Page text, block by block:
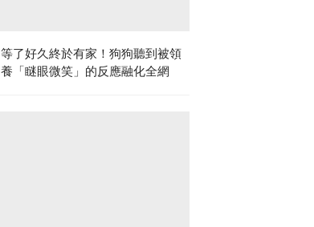
等了好久終於有家！狗狗聽到被領
養「瞇眼微笑」的反應融化全網